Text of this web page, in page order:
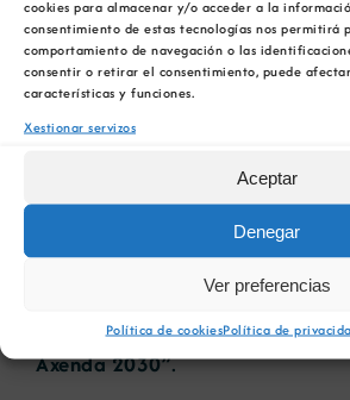
cookies para almacenar y/o acceder a la
consentimiento de estas tecnologías nos permitirá
comportamiento de navegación o las
consentir o retirar el consentimiento, puede
características y funciones.
Xestionar servizos
Aceptar
Denegar
Ver preferencias
Política de cookiesPolítica de
materiais e a correcta xestión
súa posterior reciclaxe.
implicación coa contorna e a
territorio
zona, a creación de emprego
contratación de provedores locais.
Tras recibir a certificación,
asegurou: “É para nós un
recoñecidos con esta
sustentabilidade, en liña cos
Axenda 2030”.